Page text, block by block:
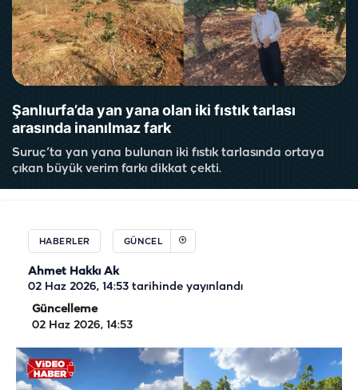
Şanlıurfa’da yan yana olan iki fıstık tarlası
arasında inanılmaz fark
Suruç’ta yan yana bulunan iki fıstık tarlasında ortaya
çıkan büyük verim farkı dikkat çekti.
HABERLER GÜNCEL
Ahmet Hakkı Ak
02 Haz 2026, 14:53 tarihinde yayınlandı
Güncelleme
02 Haz 2026, 14:53